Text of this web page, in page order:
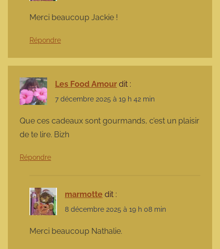
Merci beaucoup Jackie !
Répondre
Les Food Amour dit :
7 décembre 2025 à 19 h 42 min
Que ces cadeaux sont gourmands, c’est un plaisir
de te lire. Bizh
Répondre
marmotte dit :
8 décembre 2025 à 19 h 08 min
Merci beaucoup Nathalie.